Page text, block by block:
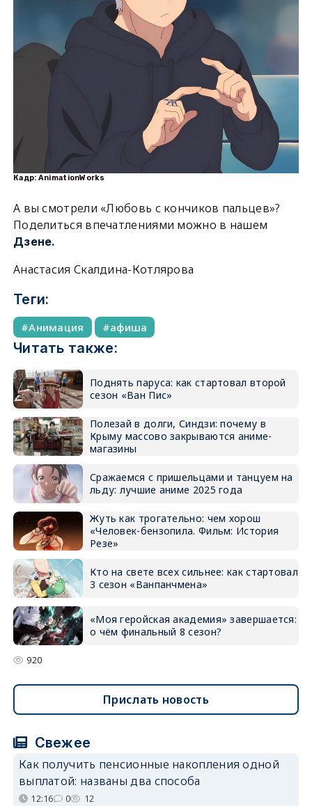
Кадр: AnimationWorks
А вы смотрели «Любовь с кончиков пальцев»?
Поделиться впечатлениями можно в нашем
Дзене.
Анастасия Скалдина-Котлярова
Теги:
Анимация афиша
Читать также:
Поднять паруса: как стартовал второй
сезон «Ван Пис»
Полезай в долги, Синдзи: почему в
Крыму массово закрываются аниме-
магазины
Сражаемся с пришельцами и танцуем на
льду: лучшие аниме 2025 года
Жуть как трогательно: чем хорош
«Человек-бензопила. Фильм: История
Резе»
Кто на свете всех сильнее: как стартовал
3 сезон «Ванпанчмена»
«Моя геройская академия» завершается:
о чём финальный 8 сезон?
920
Прислать новость
Свежее
Как получить пенсионные накопления одной
выплатой: названы два способа
12:16 0 12